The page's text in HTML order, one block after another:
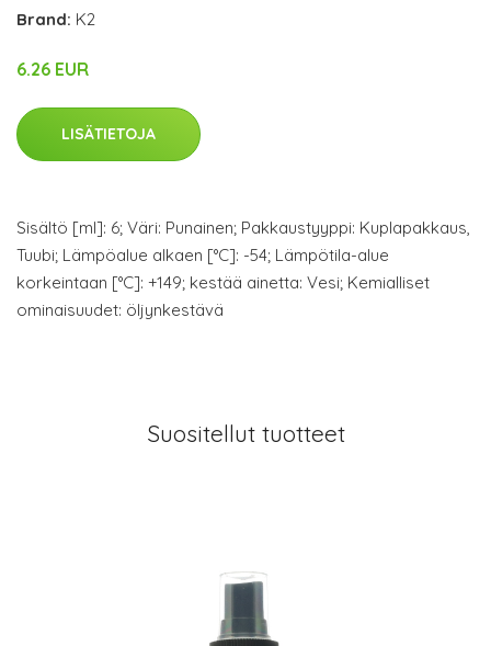
Brand: K2
6.26 EUR
LISÄTIETOJA
Sisältö [ml]: 6; Väri: Punainen; Pakkaustyyppi: Kuplapakkaus,
Tuubi; Lämpöalue alkaen [°C]: -54; Lämpötila-alue
korkeintaan [°C]: +149; kestää ainetta: Vesi; Kemialliset
ominaisuudet: öljynkestävä
Suositellut tuotteet